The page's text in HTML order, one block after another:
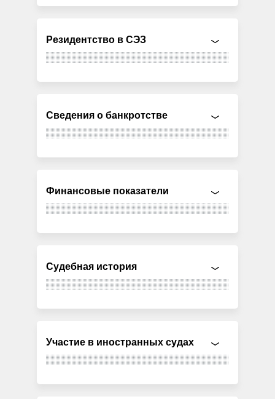
Резидентство в СЭЗ
Сведения о банкротстве
Финансовые показатели
Судебная история
Участие в иностранных судах